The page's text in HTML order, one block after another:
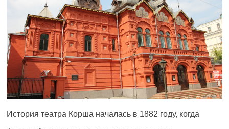
История театра Корша началась в 1882 году, когда